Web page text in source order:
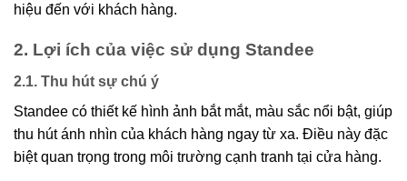
hiệu đến với khách hàng.
2. Lợi ích của việc sử dụng Standee
2.1. Thu hút sự chú ý
Standee có thiết kế hình ảnh bắt mắt, màu sắc nổi bật, giúp
thu hút ánh nhìn của khách hàng ngay từ xa. Điều này đặc
biệt quan trọng trong môi trường cạnh tranh tại cửa hàng.